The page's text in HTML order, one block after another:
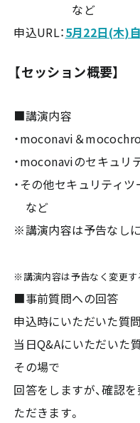
など
申込URL：5月22日(木)
【セッション概要】
■講演内容
・moconavi＆
・moconaviのセキュリ
・その他セキュリティ
など
※講演内容は予告なし
※講演内容は予告なく変更す
■事前質問への回答
申込時にいただいた質
当日Q&Aにいただいた
その場で
回答をしますが、確認
ただきます。